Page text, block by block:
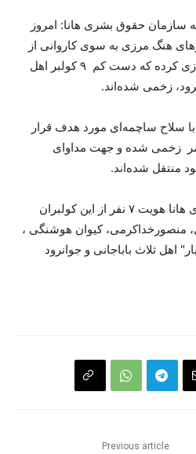
سازمان حقوق بشری هانا: امروز
نوامبر ٢٠٢٣” نیروهای هنگ مرزی بە سوی کاروانی از
کولبران در مرز نوسود تیراندازی کردە کە دست کم ٩ کولبر اهل
زخمی شدەاند.
با سلاح ساچمەای مورد هدف قرار
زخمی شدە و جهت مداوای
منتقل شدەاند.
همکاران سازمان حقوق بشری هانا هویت ٧ نفر از این کولبران
منصورخداکرمی، کیوان هوشنگی ،
اهل ثلاث باباجانی و جوانرود
Previous article